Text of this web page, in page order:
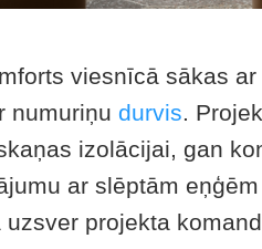
viesnīcā sākas
numuriņu durvis.
izolācijai, gan
ar slēptām
uzsver projekta